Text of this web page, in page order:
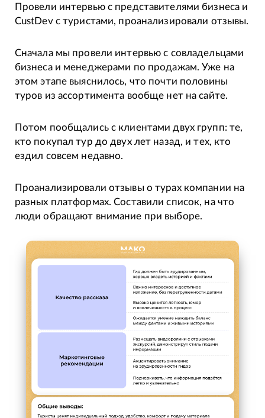
Провели интервью с представителями бизнеса и
CustDev с туристами, проанализировали отзывы.
Сначала мы провели интервью с совладельцами
бизнеса и менеджерами по продажам. Уже на
этом этапе выяснилось, что почти половины
туров из ассортимента вообще нет на сайте.
Потом пообщались с клиентами двух групп: те,
кто покупал тур до двух лет назад, и тех, кто
ездил совсем недавно.
Проанализировали отзывы о турах компании на
разных платформах. Составили список, на что
люди обращают внимание при выборе.